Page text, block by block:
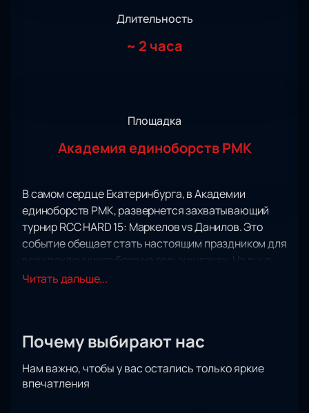
Длительность
~ 2 часа
Площадка
Академия единоборств РМК
В самом сердце Екатеринбурга, в Академии
единоборств РМК, развернется захватывающий
турнир RCC HARD 15: Маркелов vs Данилов. Это
событие обещает стать настоящим праздником для
всех поклонников боев на голых кулаках. На ринг
выйдут лучшие бойцы, готовые сразиться за
Владимиром Маркеловым и чемпионом Hardcore
просто зрелищным, а настоящей битвой титанов,
где каждый удар будет иметь значение. Не менее
Читать дальше...
Почему выбирают нас
Нам важно, чтобы у вас остались только яркие
впечатления